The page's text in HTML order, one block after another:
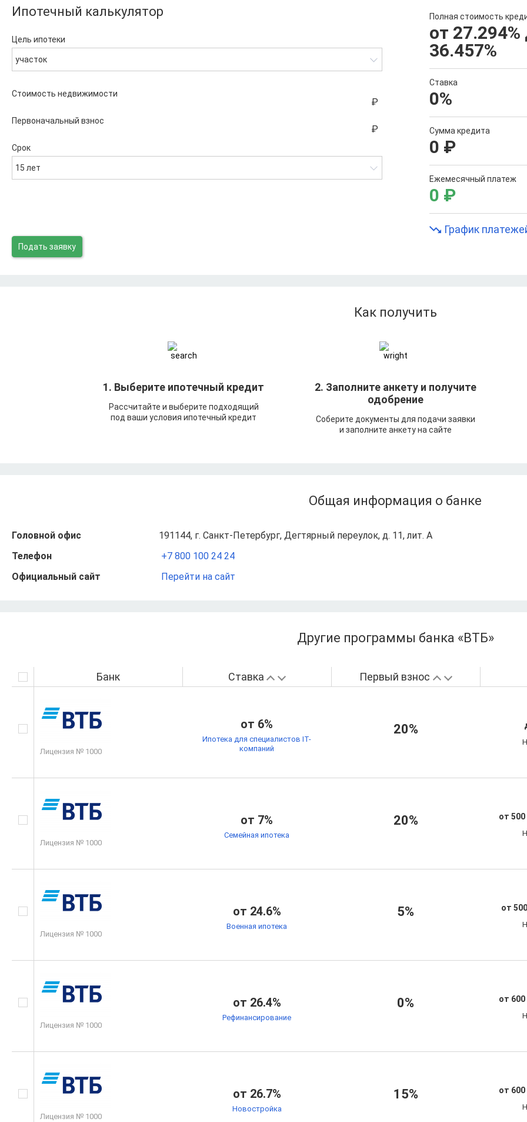
Ипотечный калькулятор
Цель ипотеки
участок
Стоимость недвижимости
Первоначальный взнос
Срок
15 лет
Полная стоимость
от 27.294%
36.457%
Ставка
0%
Сумма кредита
0 ₽
Ежемесячный платеж
0 ₽
График
Подать заявку
Как получить
1. Выберите ипотечный кредит
Рассчитайте и выберите подходящий
под ваши условия ипотечный кредит
2. Заполните анкету и получите
одобрение
Соберите документы для подачи заявки
и заполните анкету на сайте
Общая информация о банке
Головной офис
191144, г. Санкт-Петербург, Дегтярный переулок, д. 11, лит. А
Телефон
+7 800 100 24 24
Официальный сайт
Перейти на сайт
Другие программы банка «ВТБ»
Банк Ставка Первый взнос
Лицензия № 1000
от 6%
Ипотека для специалистов IT-
компаний
20%
Лицензия № 1000
от 7%
Семейная ипотека
20% от 500
Лицензия № 1000
от 24.6%
Военная ипотека
5% от
Лицензия № 1000
от 26.4%
Рефинансирование
0% от 600
Лицензия № 1000
от 26.7%
Новостройка
15% от 600